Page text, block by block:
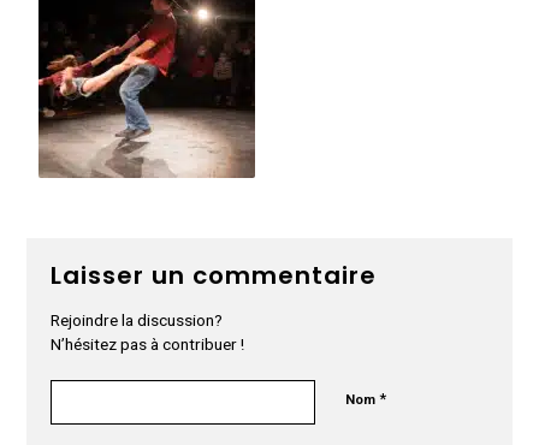
Laisser un commentaire
Rejoindre la discussion?
N’hésitez pas à contribuer !
Nom*